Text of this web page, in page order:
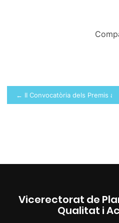
Navegació
d'entrades
← II Convocatòria dels Premis a
Vicerectorat de
Qualitat i